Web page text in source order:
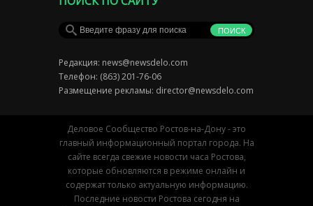
Редакция: news@newsdelo.com
Телефон: (863) 201-76-06
Размещение рекламы: director@newsdelo.com
Деловое Сообщество Ростов-на-Дону - это
главный информационный портал города. На
сайте всегда свежие новости часа Ростова,
которые обновляются в режиме онлайн и
содержат только актуальную информацию.
Последние новости Ростова сегодня на